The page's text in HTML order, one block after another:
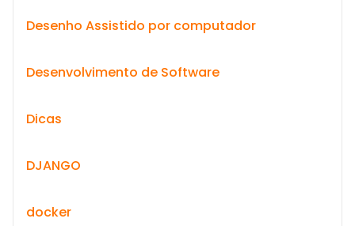
Desenho Assistido por computador
Desenvolvimento de Software
Dicas
DJANGO
docker